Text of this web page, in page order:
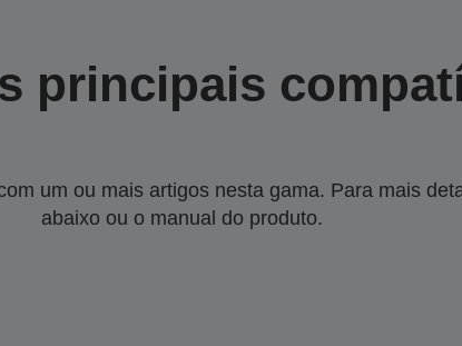
principais
um ou mais artigos nesta gama. Para mais
abaixo ou o manual do produto.